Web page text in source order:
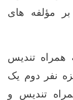
بر مؤلفه های
همراه تندیس
نفر دوم یک
تندیس و